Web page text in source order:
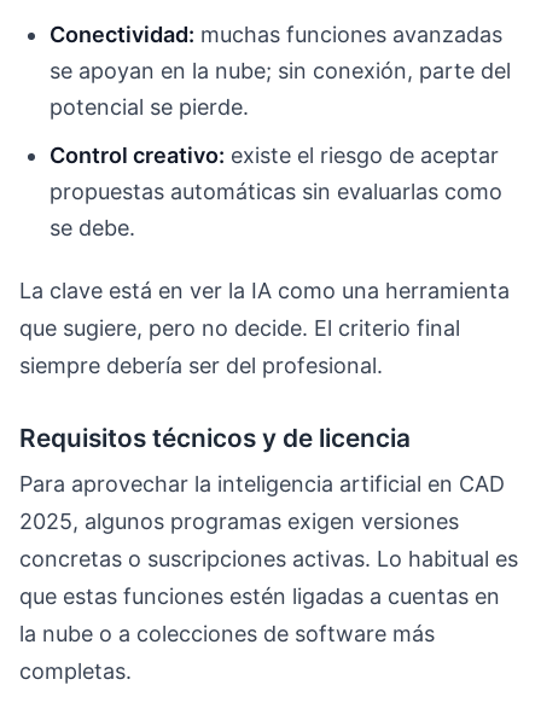
Conectividad: muchas funciones avanzadas
se apoyan en la nube; sin conexión, parte del
potencial se pierde.
Control creativo: existe el riesgo de aceptar
propuestas automáticas sin evaluarlas como
se debe.
La clave está en ver la IA como una herramienta
que sugiere, pero no decide. El criterio final
siempre debería ser del profesional.
Requisitos técnicos y de licencia
Para aprovechar la inteligencia artificial en CAD
2025, algunos programas exigen versiones
concretas o suscripciones activas. Lo habitual es
que estas funciones estén ligadas a cuentas en
la nube o a colecciones de software más
completas.